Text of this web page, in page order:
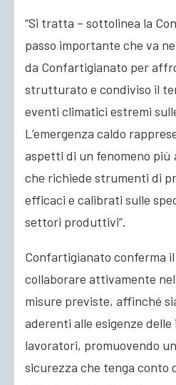
“Si tratta – sottolinea la
passo importante che va
da Confartigianato per
strutturato e condiviso il
eventi climatici estremi
L’emergenza caldo
aspetti di un fenomeno più
che richiede strumenti di
efficaci e calibrati sulle
settori produttivi”.
Confartigianato conferma
collaborare attivamente
misure previste, affinché
aderenti alle esigenze delle
lavoratori, promuovendo
sicurezza che tenga conto